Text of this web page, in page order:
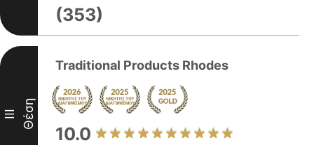
(353)
III Θέση
Traditional Products Rhodes
10.0